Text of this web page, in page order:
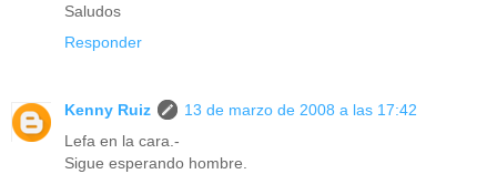
Saludos
Responder
Kenny Ruiz
13 de marzo de 2008 a las 17:42
Lefa en la cara.-
Sigue esperando hombre.